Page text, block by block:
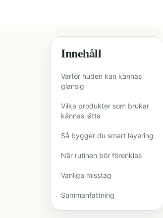
Innehåll
Varför huden kan kännas
glansig
Vilka produkter som brukar
kännas lätta
Så bygger du smart layering
När rutinen bör förenklas
Vanliga misstag
Sammanfattning